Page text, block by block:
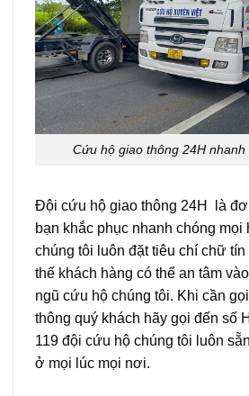
Cứu hộ giao thông 24H
Đội cứu hộ giao thông 24H là
bạn khắc phục nhanh chóng mọi
chúng tôi luôn đặt tiêu chí chữ
thế khách hàng có thể an tâm
ngũ cứu hộ chúng tôi. Khi cần
thông quý khách hãy gọi đến số
119 đội cứu hộ chúng tôi luôn
ở mọi lúc mọi nơi.